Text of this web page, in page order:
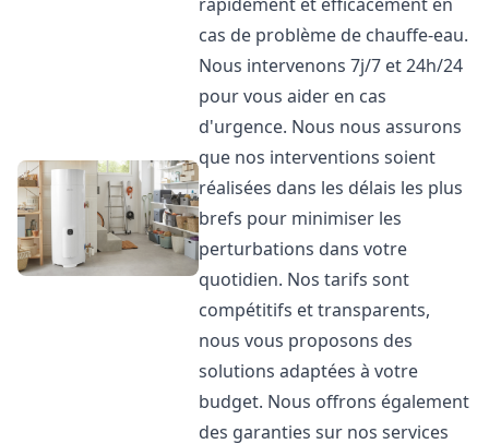
cas de problème de chauffe-eau.
Nous intervenons 7j/7 et 24h/24
pour vous aider en cas
d'urgence. Nous nous assurons
que nos interventions soient
réalisées dans les délais les plus
brefs pour minimiser les
perturbations dans votre
quotidien. Nos tarifs sont
compétitifs et transparents,
nous vous proposons des
solutions adaptées à votre
budget. Nous offrons également
des garanties sur nos services